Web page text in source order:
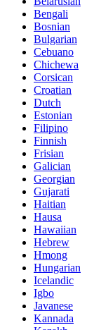
Bengali
Bosnian
Bulgarian
Cebuano
Chichewa
Corsican
Croatian
Dutch
Estonian
Filipino
Finnish
Frisian
Galician
Georgian
Gujarati
Haitian
Hausa
Hawaiian
Hebrew
Hmong
Hungarian
Icelandic
Igbo
Javanese
Kannada